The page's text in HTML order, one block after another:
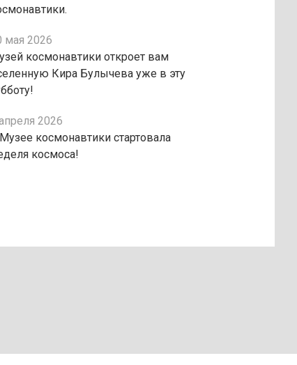
мая 2026
космонавтики откроет вам
Кира Булычева уже в эту
2026
космонавтики стартовала
космоса!